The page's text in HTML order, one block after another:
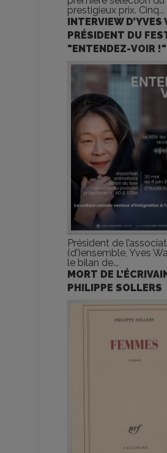
prestigieux prix. Cinq...
INTERVIEW D’YVES
PRÉSIDENT DU
"ENTENDEZ-VOIR !"
Président de
(d’)ensemble, Yves
le bilan de...
MORT DE
PHILIPPE SOLLERS